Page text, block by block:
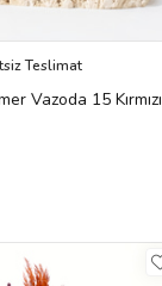
Teslimat
Vazoda 15 Kırmızı